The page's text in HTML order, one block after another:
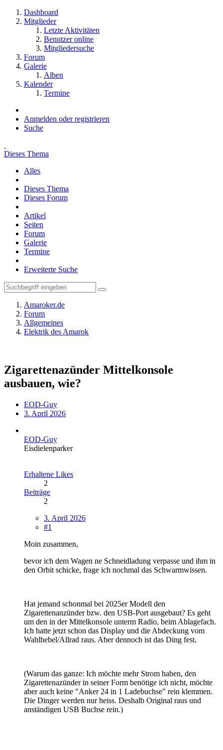
Dashboard
Mitglieder
Letzte Aktivitäten
Benutzer online
Mitgliedersuche
Forum
Galerie
Alben
Kalender
Termine
Anmelden oder registrieren
Suche
Dieses Thema
Alles
Dieses Thema
Dieses Forum
Artikel
Seiten
Forum
Galerie
Termine
Erweiterte Suche
Amaroker.de
Forum
Allgemeines
Elektrik des Amarok
Zigarettenazünder Mittelkonsole
ausbauen, wie?
EOD-Guy
3. April 2026
EOD-Guy
Eisdielenparker
Erhaltene Likes
2
Beiträge
2
3. April 2026
#1
Moin zusammen,
bevor ich dem Wagen ne Schneidladung verpasse und ihm in
den Orbit schicke, frage ich nochmal das Schwarmwissen.
Hat jemand schonmal bei 2025er Modell den
Zigarettenanzünder bzw. den USB-Port ausgebaut? Es geht
um den in der Mittelkonsole unterm Radio, beim Ablagefach.
Ich hatte jetzt schon das Display und die Abdeckung vom
Wahlhebel/Allrad raus. Aber dennoch ist das Ding fest.
(Warum das ganze: Ich möchte mehr Strom haben, den
Zigarettenazünder in seiner Form benötige ich nicht, möchte
aber auch keine "Anker 24 in 1 Ladebuchse" rein klemmen.
Die Dinger werden nur heiss. Deshalb Original raus und
anständigen USB Buchse rein.)